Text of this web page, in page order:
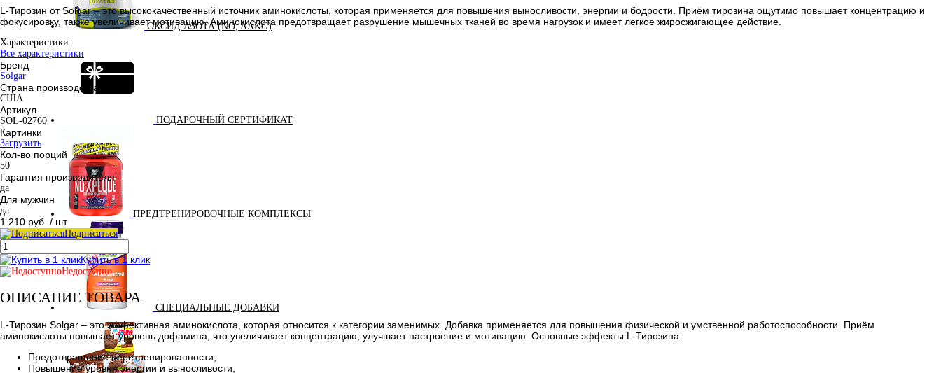
ОКСИД АЗОТА (NO, AAKG)
ПОДАРОЧНЫЙ СЕРТИФИКАТ
ПРЕДТРЕНИРОВОЧНЫЕ КОМПЛЕКСЫ
СПЕЦИАЛЬНЫЕ ДОБАВКИ
L-Тирозин от Solgar – это высококачественный источник аминокислоты, которая применяется для повышения выносливости, энергии и бодрости. Приём тирозина ощутимо повышает концентрацию и
фокусировку, также увеличивает мотивацию. Аминокислота предотвращает разрушение мышечных тканей во время нагрузок и имеет легкое жиросжигающее действие.
Характеристики:
Все характеристики
Бренд
Solgar
Страна производства
США
Артикул
SOL-02760
Картинки
Загрузить
Кол-во порций
50
Гарантия производителя
да
Для мужчин
да
1 210 руб. / шт
Подписаться
Купить в 1 клик
Недоступно
ОПИСАНИЕ ТОВАРА
L-Тирозин Solgar – это эффективная аминокислота, которая относится к категории заменимых. Добавка применяется для повышения физической и умственной работоспособности. Приём
аминокислоты повышает уровень дофамина, что увеличивает концентрацию, улучшает настроение и мотивацию. Основные эффекты L-Тирозина:
Предотвращение перетренированности;
Повышение уровня энергии и выносливости;